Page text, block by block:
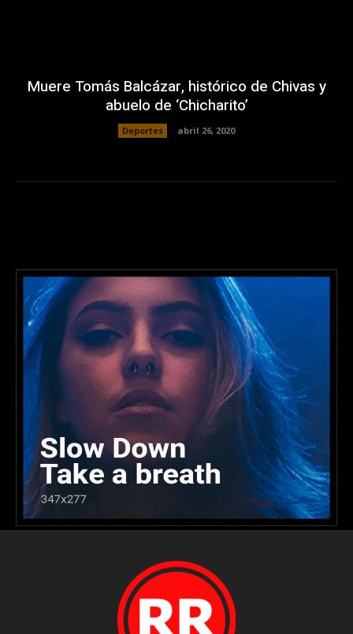
Muere Tomás Balcázar, histórico de Chivas y
abuelo de ‘Chicharito’
Deportes abril 26, 2020